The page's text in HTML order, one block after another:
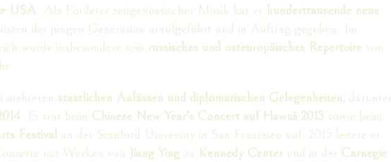
USA. Als Förderer zeitgenössischer Musik hat er hunderttausende neue
der jungen Generation uraufgeführt und in Auftrag gegeben. Im
wurde insbesondere sein russisches und osteuropäisches Repertoire von
mehreren staatlichen Anlässen und diplomatischen Gelegenheiten, darunter
. Er trat beim Chinese New Year’s Concert auf Hawaii 2013 sowie beim
Festival an der Stanford University in San Francisco auf. 2015 leitete er
mit Werken von Jiang Ying im Kennedy Center und in der Carnegie